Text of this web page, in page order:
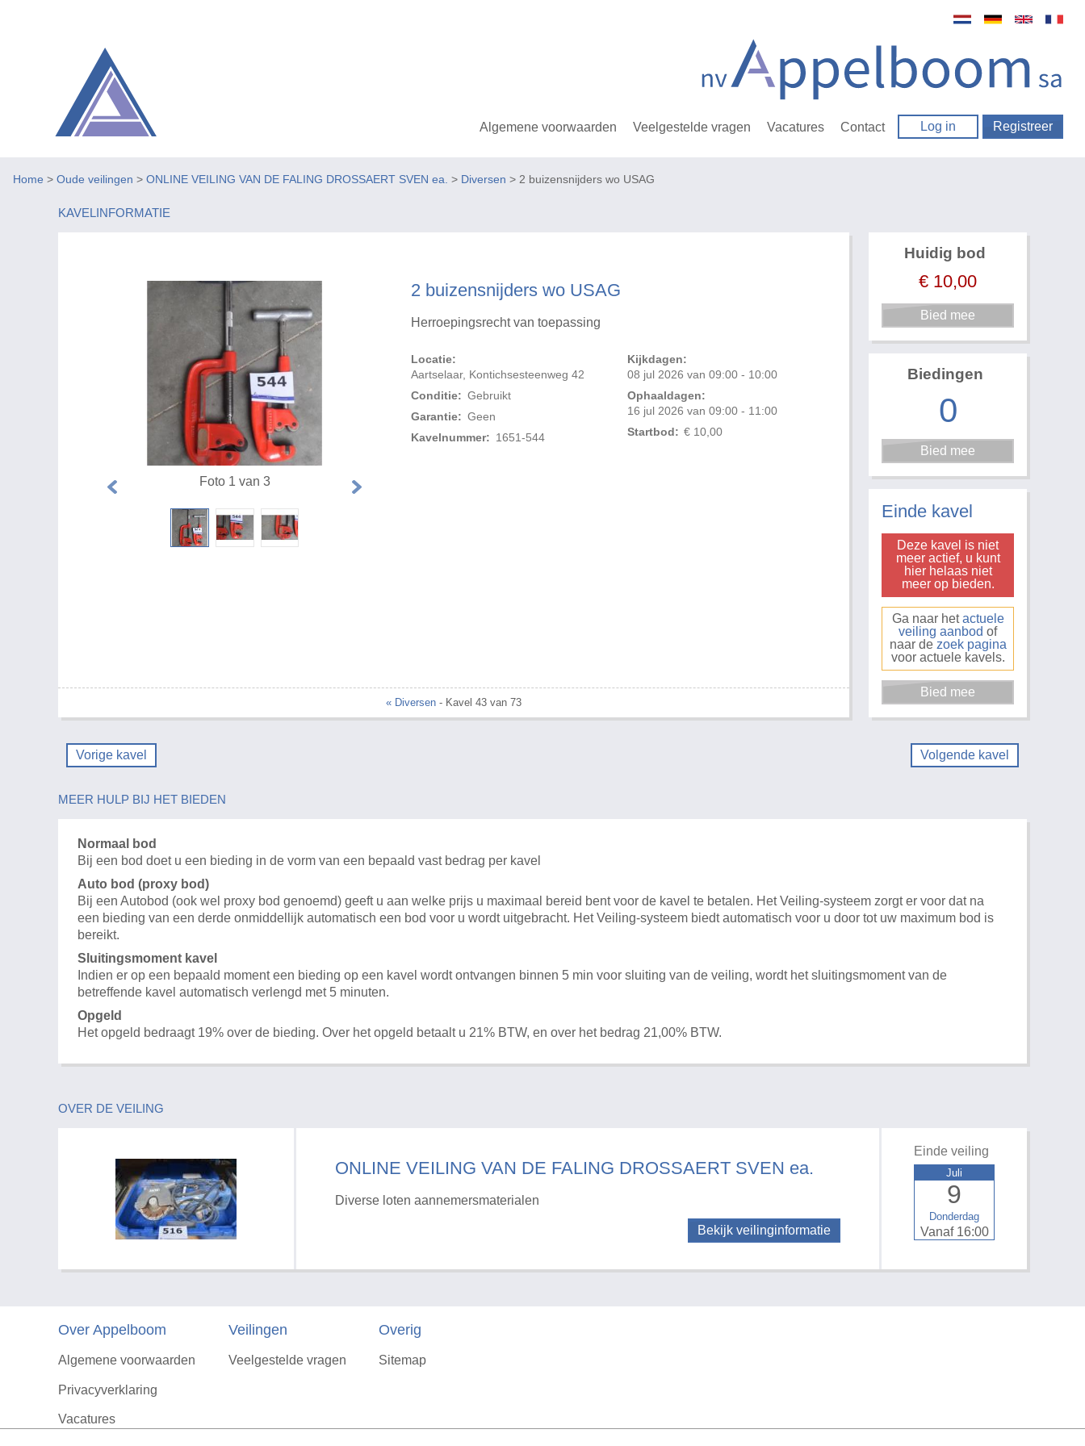
Algemene voorwaarden Veelgestelde vragen Vacatures Contact Log in Registreer
Home > Oude veilingen > ONLINE VEILING VAN DE FALING DROSSAERT SVEN ea. > Diversen > 2 buizensnijders wo USAG
KAVELINFORMATIE
2 buizensnijders wo USAG
Herroepingsrecht van toepassing
Locatie:
Aartselaar, Kontichsesteenweg 42
Conditie: Gebruikt
Garantie: Geen
Kavelnummer: 1651-544
Kijkdagen:
08 jul 2026 van 09:00 - 10:00
Ophaaldagen:
16 jul 2026 van 09:00 - 11:00
Startbod: € 10,00
Foto 1 van 3
« Diversen - Kavel 43 van 73
Huidig bod
€ 10,00
Biedingen
0
Einde kavel
Deze kavel is niet
meer actief, u kunt
hier helaas niet
meer op bieden.
Ga naar hetactuele
veiling aanbod of
naar de zoek pagina
voor actuele kavels.
Vorige kavel Volgende kavel
MEER HULP BIJ HET BIEDEN
Normaal bod
Bij een bod doet u een bieding in de vorm van een bepaald vast bedrag per kavel
Auto bod (proxy bod)
Bij een Autobod (ook wel proxy bod genoemd) geeft u aan welke prijs u maximaal bereid bent voor de kavel te betalen. Het Veiling-systeem zorgt er voor dat na
een bieding van een derde onmiddellijk automatisch een bod voor u wordt uitgebracht. Het Veiling-systeem biedt automatisch voor u door tot uw maximum bod is
bereikt.
Sluitingsmoment kavel
Indien er op een bepaald moment een bieding op een kavel wordt ontvangen binnen 5 min voor sluiting van de veiling, wordt het sluitingsmoment van de
betreffende kavel automatisch verlengd met 5 minuten.
Opgeld
Het opgeld bedraagt 19% over de bieding. Over het opgeld betaalt u 21% BTW, en over het bedrag 21,00% BTW.
OVER DE VEILING
ONLINE VEILING VAN DE FALING DROSSAERT SVEN ea.
Diverse loten aannemersmaterialen
Bekijk veilinginformatie
Einde veiling
Donderdag
9
Juli
Vanaf 16:00
Over Appelboom
Algemene voorwaarden
Privacyverklaring
Vacatures
Veilingen
Veelgestelde vragen
Overig
Sitemap